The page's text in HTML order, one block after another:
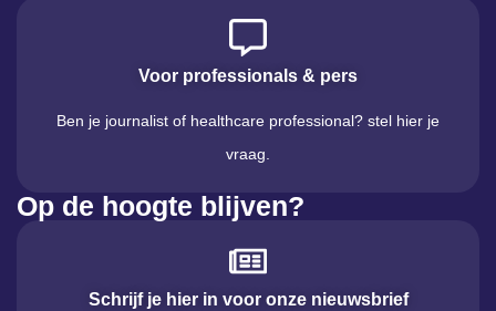
Voor professionals & pers
Ben je journalist of healthcare professional? stel hier je
vraag.
Op de hoogte blijven?
Schrijf je hier in voor onze nieuwsbrief